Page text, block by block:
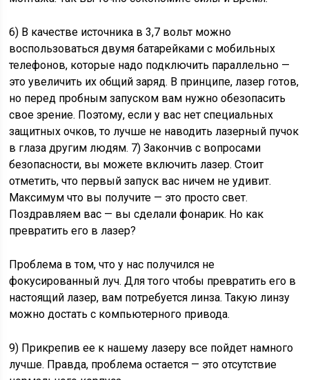
6) В качестве источника в 3,7 вольт можно
воспользоваться двумя батарейками с мобильных
телефонов, которые надо подключить параллельно —
это увеличить их общий заряд. В принципе, лазер готов,
но перед пробным запуском вам нужно обезопасить
свое зрение. Поэтому, если у вас нет специальных
защитных очков, то лучше не наводить лазерный пучок
в глаза другим людям. 7) Закончив с вопросами
безопасности, вы можете включить лазер. Стоит
отметить, что первый запуск вас ничем не удивит.
Максимум что вы получите — это просто свет.
Поздравляем вас — вы сделали фонарик. Но как
превратить его в лазер?
Проблема в том, что у нас получился не
фокусированный луч. Для того чтобы превратить его в
настоящий лазер, вам потребуется линза. Такую линзу
можно достать с компьютерного привода.
9) Прикрепив ее к нашему лазеру все пойдет намного
лучше. Правда, проблема остается — это отсутствие